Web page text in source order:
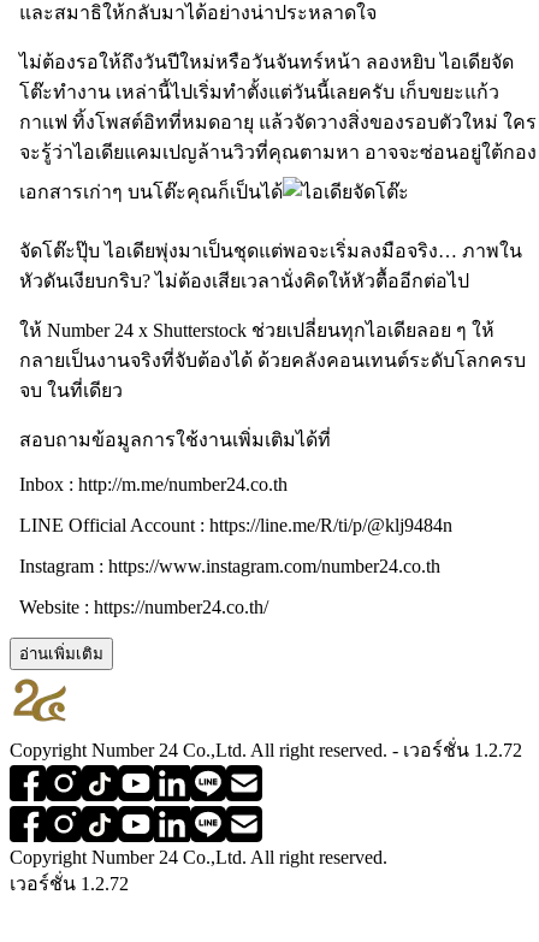
และสมาธิให้กลับมาได้อย่างน่าประหลาดใจ
ไม่ต้องรอให้ถึงวันปีใหม่หรือวันจันทร์หน้า ลองหยิบ ไอเดียจัด
โต๊ะทำงาน เหล่านี้ไปเริ่มทำตั้งแต่วันนี้เลยครับ เก็บขยะแก้ว
กาแฟ ทิ้งโพสต์อิทที่หมดอายุ แล้วจัดวางสิ่งของรอบตัวใหม่ ใคร
จะรู้ว่าไอเดียแคมเปญล้านวิวที่คุณตามหา อาจจะซ่อนอยู่ใต้กอง
เอกสารเก่าๆ บนโต๊ะคุณก็เป็นได้
จัดโต๊ะปุ๊บ ไอเดียพุ่งมาเป็นชุดแต่พอจะเริ่มลงมือจริง… ภาพใน
หัวดันเงียบกริบ? ไม่ต้องเสียเวลานั่งคิดให้หัวตื้ออีกต่อไป
ให้ Number 24 x Shutterstock ช่วยเปลี่ยนทุกไอเดียลอย ๆ ให้
กลายเป็นงานจริงที่จับต้องได้ ด้วยคลังคอนเทนต์ระดับโลกครบ
จบ ในที่เดียว
สอบถามข้อมูลการใช้งานเพิ่มเติมได้ที่
Inbox : http://m.me/number24.co.th
LINE Official Account : https://line.me/R/ti/p/@klj9484n
Instagram : https://www.instagram.com/number24.co.th
Website : https://number24.co.th/
อ่านเพิ่มเติม
Copyright Number 24 Co.,Ltd. All right reserved. - เวอร์ชั่น 1.2.72
Copyright Number 24 Co.,Ltd. All right reserved.
เวอร์ชั่น 1.2.72